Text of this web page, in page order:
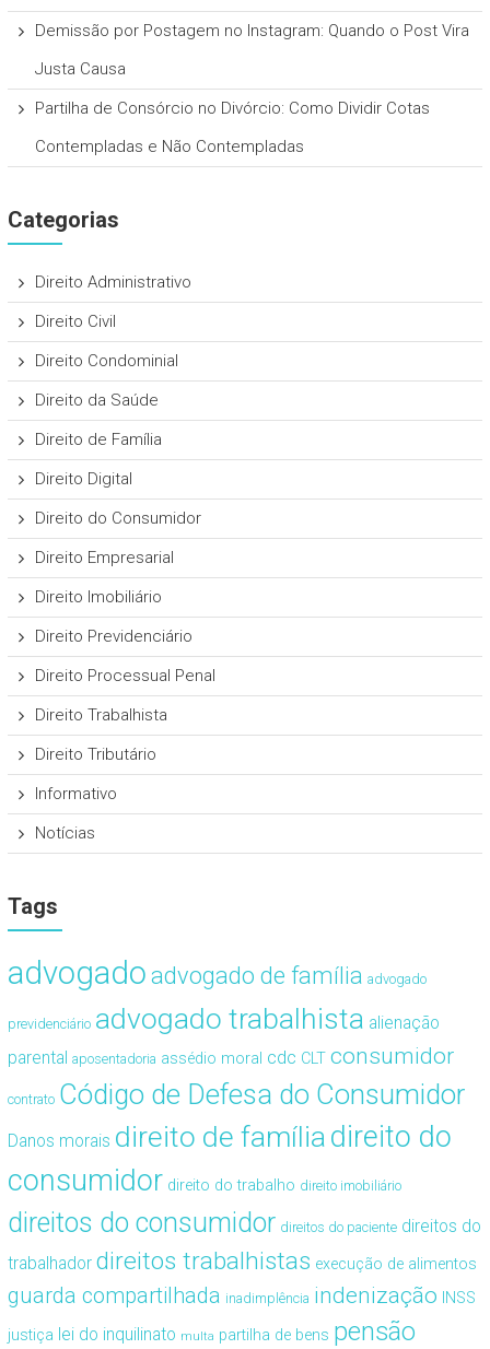
Demissão por Postagem no Instagram: Quando o Post Vira
Justa Causa
Partilha de Consórcio no Divórcio: Como Dividir Cotas
Contempladas e Não Contempladas
Categorias
Direito Administrativo
Direito Civil
Direito Condominial
Direito da Saúde
Direito de Família
Direito Digital
Direito do Consumidor
Direito Empresarial
Direito Imobiliário
Direito Previdenciário
Direito Processual Penal
Direito Trabalhista
Direito Tributário
Informativo
Notícias
Tags
advogado advogado de família advogado
previdenciário advogado trabalhista alienação
parental aposentadoria assédio moral cdc CLT consumidor
contrato Código de Defesa do Consumidor
Danos morais direito de famíliadireito do
consumidor direito do trabalho direito imobiliário
direitos do consumidor direitos do paciente direitos do
trabalhador direitos trabalhistas execução de alimentos
guarda compartilhada inadimplência indenização INSS
justiça lei do inquilinato multa partilha de bens pensão